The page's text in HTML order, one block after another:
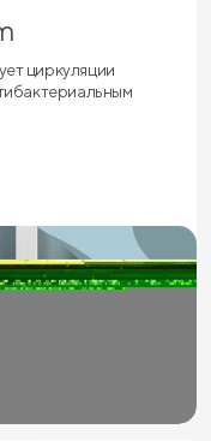
циркуляции